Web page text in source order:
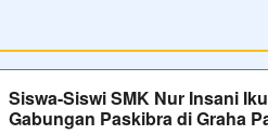
Siswa-Siswi SMK Nur Insani
Gabungan Paskibra di Graha